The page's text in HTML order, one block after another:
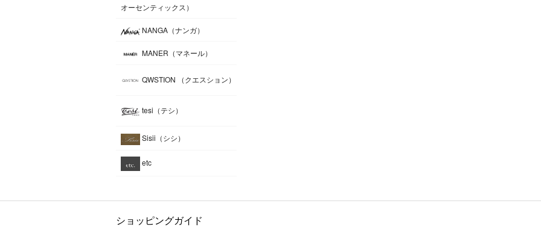
オーセンティックス）
NANGA（ナンガ）
MANER（マネール）
QWSTION （クエスション）
tesi（テシ）
Sisii（シシ）
etc
ショッピングガイド